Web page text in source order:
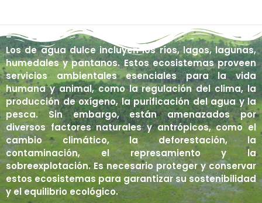
Peces
Reptiles
Gimnospermas
Briofitas
Hongos
Líquenes
Estuarios
Marinos
Manglares
Dunas
Herbazales
Matorrales
Páramos
Sabanas
Selvas y Bosques
Tepuyes
Galería
Contacto
Iniciar sesión
Registro
–
Los de agua dulce incluyen los ríos, lagos, lagunas,
humedales y pantanos. Estos ecosistemas proveen
servicios ambientales esenciales para la vida
humana y animal, como la regulación del clima, la
producción de oxígeno, la purificación del agua y la
pesca. Sin embargo, están amenazados por
diversos factores naturales y antrópicos, como el
cambio climático, la deforestación, la
contaminación, el represamiento y la
sobreexplotación. Es necesario proteger y conservar
estos ecosistemas para garantizar su sostenibilidad
y el equilibrio ecológico.